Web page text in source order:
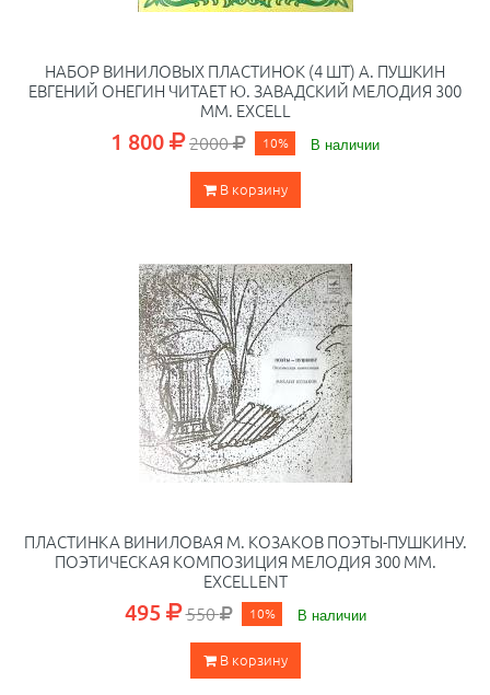
НАБОР ВИНИЛОВЫХ ПЛАСТИНОК (4 ШТ) А. ПУШКИН
ЕВГЕНИЙ ОНЕГИН ЧИТАЕТ Ю. ЗАВАДСКИЙ МЕЛОДИЯ 300
ММ. EXCELL
1 800 2000 10% В наличии
В корзину
ПЛАСТИНКА ВИНИЛОВАЯ М. КОЗАКОВ ПОЭТЫ-ПУШКИНУ.
ПОЭТИЧЕСКАЯ КОМПОЗИЦИЯ МЕЛОДИЯ 300 ММ.
EXCELLENT
495 550 10% В наличии
В корзину